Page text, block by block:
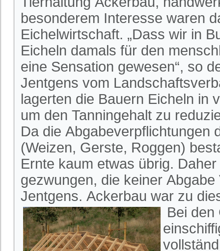
besonderem Interesse waren
Eichelwirtschaft. „Dass wir in
Eicheln damals für den
eine Sensation gewesen“, so
Jentgens vom
lagerten die Bauern Eicheln in
um den Tanningehalt zu
Da die Abgabeverpflichtungen
(Weizen, Gerste, Roggen)
Ernte kaum etwas übrig.
gezwungen, die keiner
Jentgens. Ackerbau war zu
Bei den